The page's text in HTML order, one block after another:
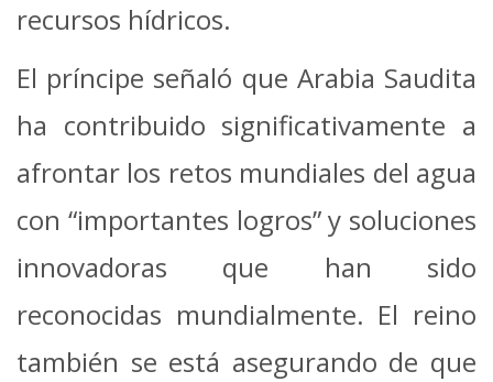
recursos hídricos.
El príncipe señaló que Arabia Saudita
ha contribuido significativamente a
afrontar los retos mundiales del agua
con “importantes logros” y soluciones
innovadoras que han sido
reconocidas mundialmente. El reino
también se está asegurando de que